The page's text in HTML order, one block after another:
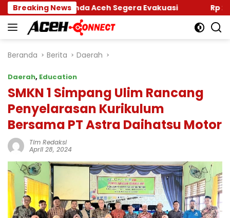
Langsung
ke
konten
Breaking News
Banda Aceh Segera Evakuasi Rp 2,5 Triliun
Beranda Berita Daerah
Daerah, Education
SMKN 1 Simpang Ulim Rancang
Penyelarasan Kurikulum
Bersama PT Astra Daihatsu Motor
Tim Redaksi
April 28, 2024